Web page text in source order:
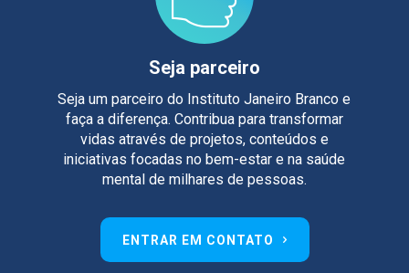
Seja parceiro
Seja um parceiro do Instituto Janeiro Branco e
faça a diferença. Contribua para transformar
vidas através de projetos, conteúdos e
iniciativas focadas no bem-estar e na saúde
mental de milhares de pessoas.
ENTRAR EM CONTATO